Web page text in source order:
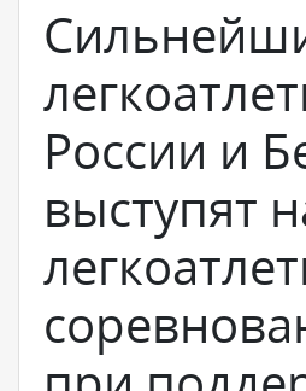
России и
выступят